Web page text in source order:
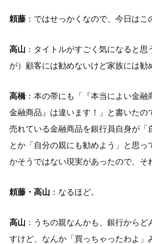
頼藤 ：ではせっかくなので、今日はこ
高山 ：タイトルがすごく気になると
が）顧客には勧めないけど家族には勧
高橋 ：本の帯にも「『本当によい金
金融商品』は違います！」と書いたの
売れている金融商品を銀行員自身が「
とか「自分の親にも勧めよう」と思っ
かそうではない現実があったので、そ
頼藤・高山 ：なるほど。
高山 ：うちの親なんかも、銀行から
すけど、なんか「買っちゃったわよ」